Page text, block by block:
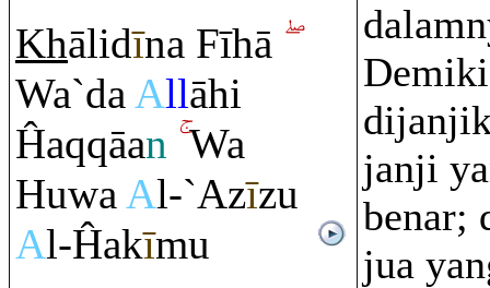
Khālidīna Fīhā
Wa`daAllāhi
Ĥaqqāan Wa
HuwaAl-`Azīzu
Al-Ĥakīmu
janji
benar;
jua